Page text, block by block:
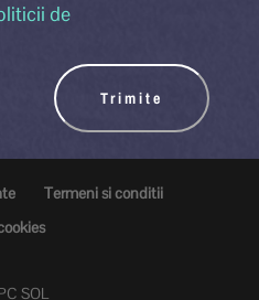
de
Termeni si conditii
SOL